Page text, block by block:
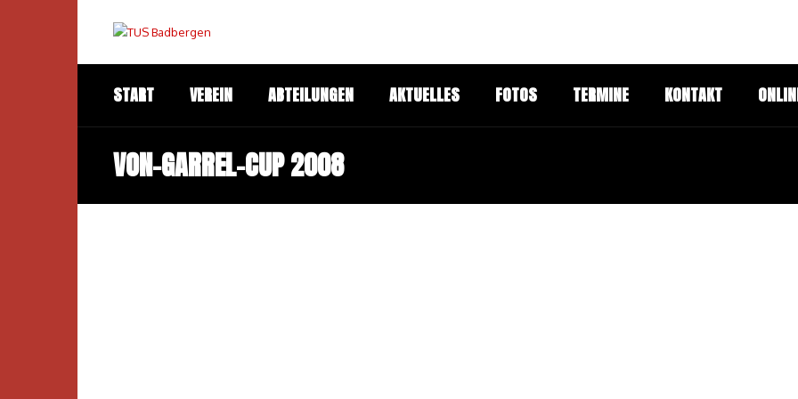
START VEREIN ABTEILUNGEN AKTUELLES FOTOS TERMINE KONTAKT
VON-GARREL-CUP 2008